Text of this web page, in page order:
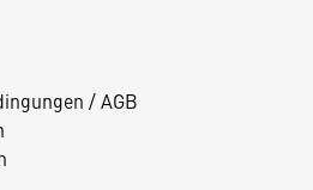
/ AGB